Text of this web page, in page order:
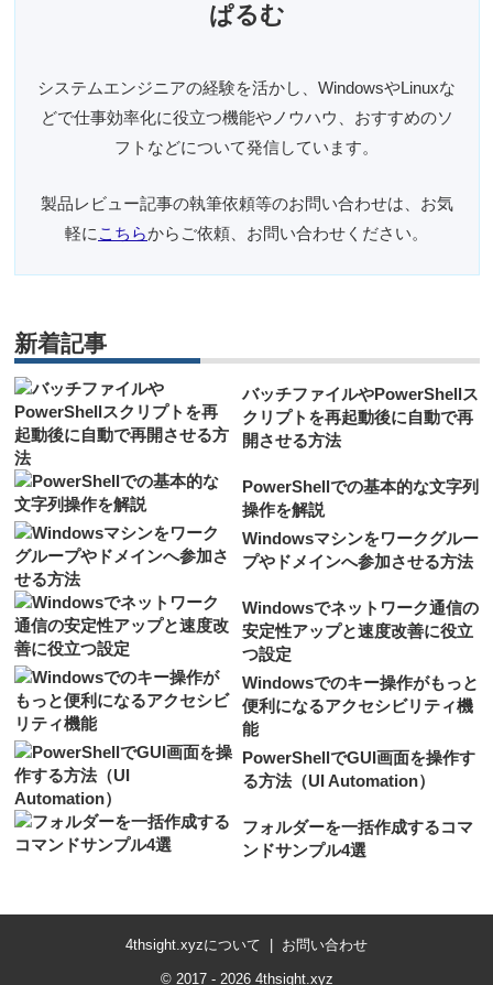
ぱるむ
システムエンジニアの経験を活かし、WindowsやLinuxな
どで仕事効率化に役立つ機能やノウハウ、おすすめのソ
フトなどについて発信しています。
製品レビュー記事の執筆依頼等のお問い合わせは、お気
軽にこちらからご依頼、お問い合わせください。
新着記事
バッチファイルやPowerShellス
クリプトを再起動後に自動で再
開させる方法
PowerShellでの基本的な文字列
操作を解説
Windowsマシンをワークグルー
プやドメインへ参加させる方法
Windowsでネットワーク通信の
安定性アップと速度改善に役立
つ設定
Windowsでのキー操作がもっと
便利になるアクセシビリティ機
能
PowerShellでGUI画面を操作す
る方法（UI Automation）
フォルダーを一括作成するコマ
ンドサンプル4選
4thsight.xyzについて お問い合わせ
© 2017 - 2026 4thsight.xyz